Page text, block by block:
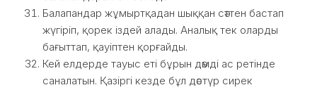
Балапандар жұмыртқадан шыққан сәттен бастап
жүгіріп, қорек іздей алады. Аналық тек оларды
бағыттап, қауіптен қорғайды.
Кей елдерде тауыс еті бұрын дәмді ас ретінде
саналатын. Қазіргі кезде бұл дәстүр сирек